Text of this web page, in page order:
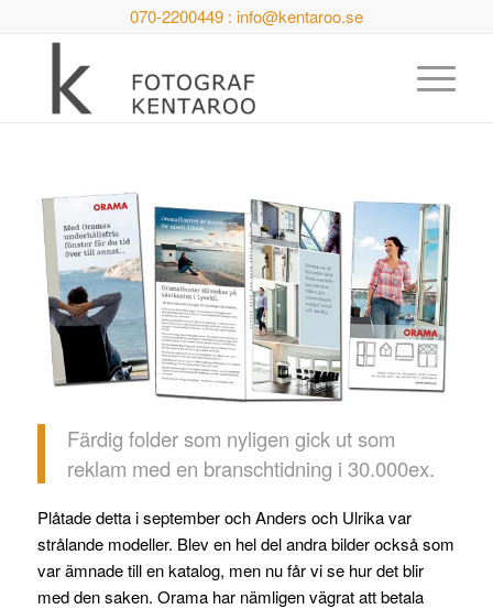
070-2200449 : info@kentaroo.se
Färdig folder som nyligen gick ut som
reklam med en branschtidning i 30.000ex.
Plåtade detta i september och Anders och Ulrika var
strålande modeller. Blev en hel del andra bilder också som
var ämnade till en katalog, men nu får vi se hur det blir
med den saken. Orama har nämligen vägrat att betala